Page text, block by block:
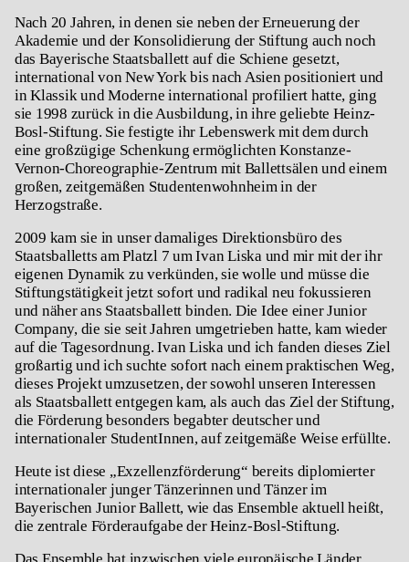
Nach 20 Jahren, in denen sie neben der Erneuerung der
Akademie und der Konsolidierung der Stiftung auch noch
das Bayerische Staatsballett auf die Schiene gesetzt,
international von New York bis nach Asien positioniert und
in Klassik und Moderne international profiliert hatte, ging
sie 1998 zurück in die Ausbildung, in ihre geliebte Heinz-
Bosl-Stiftung. Sie festigte ihr Lebenswerk mit dem durch
eine großzügige Schenkung ermöglichten Konstanze-
Vernon-Choreographie-Zentrum mit Ballettsälen und einem
großen, zeitgemäßen Studentenwohnheim in der
Herzogstraße.
2009 kam sie in unser damaliges Direktionsbüro des
Staatsballetts am Platzl 7 um Ivan Liska und mir mit der ihr
eigenen Dynamik zu verkünden, sie wolle und müsse die
Stiftungstätigkeit jetzt sofort und radikal neu fokussieren
und näher ans Staatsballett binden. Die Idee einer Junior
Company, die sie seit Jahren umgetrieben hatte, kam wieder
auf die Tagesordnung. Ivan Liska und ich fanden dieses Ziel
großartig und ich suchte sofort nach einem praktischen Weg,
dieses Projekt umzusetzen, der sowohl unseren Interessen
als Staatsballett entgegen kam, als auch das Ziel der Stiftung,
die Förderung besonders begabter deutscher und
internationaler StudentInnen, auf zeitgemäße Weise erfüllte.
Heute ist diese „Exzellenzförderung“ bereits diplomierter
internationaler junger Tänzerinnen und Tänzer im
Bayerischen Junior Ballett, wie das Ensemble aktuell heißt,
die zentrale Förderaufgabe der Heinz-Bosl-Stiftung.